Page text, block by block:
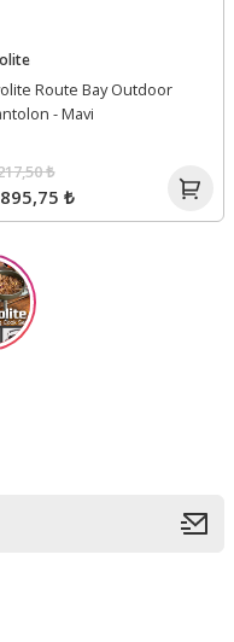
Route Bay Outdoor
- Mavi
₺
₺